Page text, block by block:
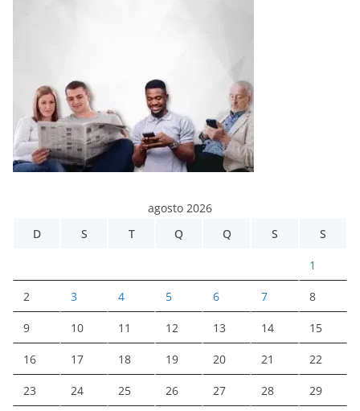
agosto 2026
D
S T Q Q S S
1
2 3 4 5 6 7 8
9 10 11 12 13 14 15
16 17 18 19 20 21 22
23 24 25 26 27 28 29